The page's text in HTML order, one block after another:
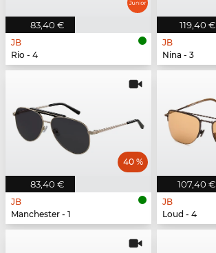
83,40 €
JB
Rio - 4
119,40 €
JB
Nina - 3
83,40 €
40 %
JB
Manchester - 1
107,40 €
JB
Loud - 4